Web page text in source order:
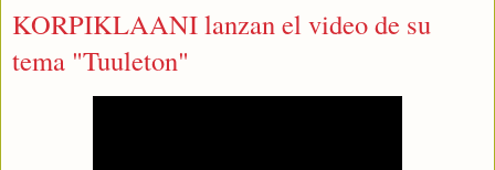
KORPIKLAANI lanzan el video de su
tema "Tuuleton"